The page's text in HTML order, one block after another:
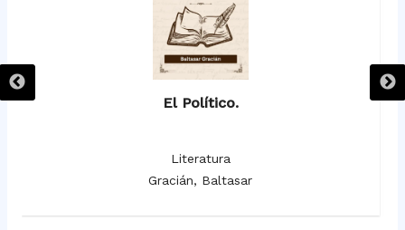
El Político.
Literatura
Gracián, Baltasar